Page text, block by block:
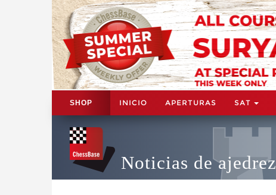
SHOP INICIO APERTURAS SAT
Noticias de ajedrez